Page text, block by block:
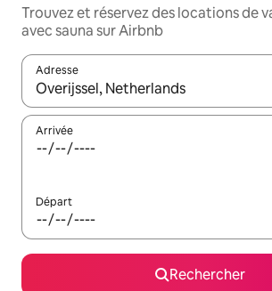
Trouvez et réservez des locations de
avec sauna sur Airbnb
Adresse
Lorsque les résultats s'affichent, utilisez
Arrivée
Départ
Rechercher